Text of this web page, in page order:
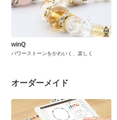
winQ
パワーストーンをかわいく、楽しく
オーダーメイド